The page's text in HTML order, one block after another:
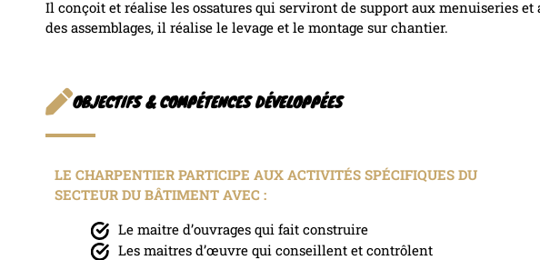
Il conçoit et réalise les ossatures qui serviront de support aux menuiseries
des assemblages, il réalise le levage et le montage sur chantier.
OBJECTIFS & COMPÉTENCES DÉVELOPPÉES
LE CHARPENTIER PARTICIPE AUX ACTIVITÉS SPÉCIFIQUES DU
SECTEUR DU BÂTIMENT AVEC :
Le maitre d’ouvrages qui fait construire
Les maitres d’œuvre qui conseillent et contrôlent